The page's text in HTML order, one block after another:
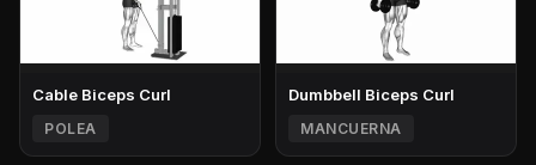
Cable Biceps Curl
POLEA
Dumbbell Biceps Curl
MANCUERNA